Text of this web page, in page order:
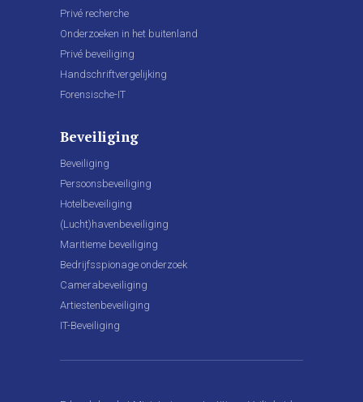
Privé recherche
Onderzoeken in het buitenland
Privé beveiliging
Handschriftvergelijking
Forensische-IT
Beveiliging
Beveiliging
Persoonsbeveiliging
Hotelbeveiliging
(Lucht)havenbeveiliging
Maritieme beveiliging
Bedrijfsspionage onderzoek
Camerabeveiliging
Artiestenbeveiliging
IT-Beveiliging